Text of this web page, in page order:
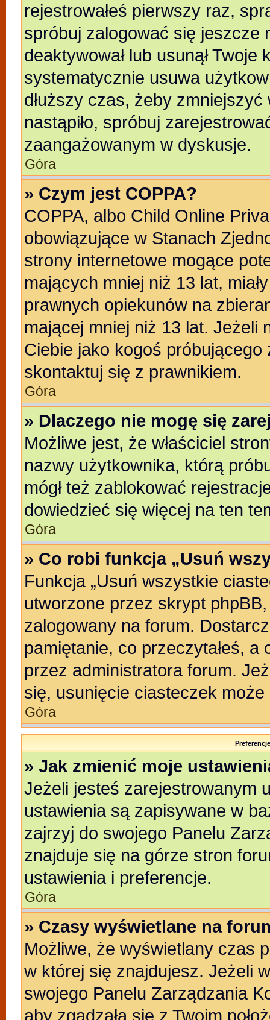
rejestrowałeś pierwszy raz,
spróbuj zalogować się jeszcze
deaktywował lub usunął
systematycznie usuwa
dłuższy czas, żeby
nastąpiło, spróbuj
zaangażowanym w dyskusje.
Góra
» Czym jest COPPA?
COPPA, albo Child Online
obowiązujące w Stanach
strony internetowe mogące
mających mniej niż 13 lat,
prawnych opiekunów na
mającej mniej niż 13 lat. Jeżeli
Ciebie jako kogoś
skontaktuj się z prawnikiem.
Góra
» Dlaczego nie mogę się
Możliwe jest, że właściciel
nazwy użytkownika, którą
mógł też zablokować
dowiedzieć się więcej na ten
Góra
» Co robi funkcja „Usuń
Funkcja „Usuń wszystkie
utworzone przez skrypt
zalogowany na forum.
pamiętanie, co przeczytałeś, a
przez administratora forum.
się, usunięcie ciasteczek może
Góra
» Jak zmienić moje
Jeżeli jesteś zarejestrowanym
ustawienia są zapisywane w
zajrzyj do swojego Panelu
znajduje się na górze stron
ustawienia i preferencje.
Góra
» Czasy wyświetlane na
Możliwe, że wyświetlany czas
w której się znajdujesz. Jeżeli
swojego Panelu Zarządzania
aby zgadzała się z Twoim